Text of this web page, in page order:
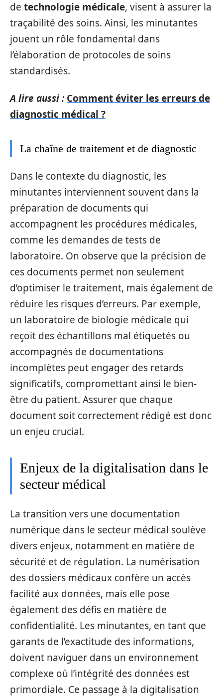
de technologie médicale, visent à assurer la
traçabilité des soins. Ainsi, les minutantes
jouent un rôle fondamental dans
l’élaboration de protocoles de soins
standardisés.
A lire aussi : Comment éviter les erreurs de
diagnostic médical ?
La chaîne de traitement et de diagnostic
Dans le contexte du diagnostic, les
minutantes interviennent souvent dans la
préparation de documents qui
accompagnent les procédures médicales,
comme les demandes de tests de
laboratoire. On observe que la précision de
ces documents permet non seulement
d’optimiser le traitement, mais également de
réduire les risques d’erreurs. Par exemple,
un laboratoire de biologie médicale qui
reçoit des échantillons mal étiquetés ou
accompagnés de documentations
incomplètes peut engager des retards
significatifs, compromettant ainsi le bien-
être du patient. Assurer que chaque
document soit correctement rédigé est donc
un enjeu crucial.
Enjeux de la digitalisation dans le
secteur médical
La transition vers une documentation
numérique dans le secteur médical soulève
divers enjeux, notamment en matière de
sécurité et de régulation. La numérisation
des dossiers médicaux confère un accès
facilité aux données, mais elle pose
également des défis en matière de
confidentialité. Les minutantes, en tant que
garants de l’exactitude des informations,
doivent naviguer dans un environnement
complexe où l’intégrité des données est
primordiale. Ce passage à la digitalisation